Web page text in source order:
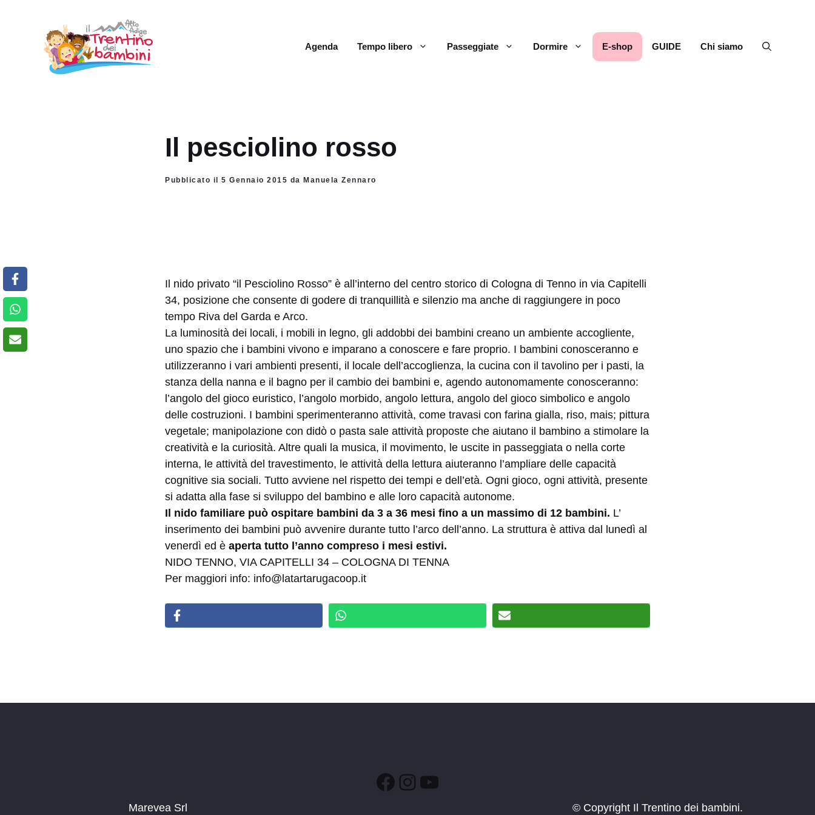
contenuto
Agenda Tempo libero Passeggiate Dormire E-shop GUIDE Chi siamo
Il pesciolino rosso
Pubblicato il 5 Gennaio 2015 da Manuela Zennaro
Il nido privato “il Pesciolino Rosso” è all’interno del centro storico di Cologna di Tenno in via Capitelli
34, posizione che consente di godere di tranquillità e silenzio ma anche di raggiungere in poco
tempo Riva del Garda e Arco.
La luminosità dei locali, i mobili in legno, gli addobbi dei bambini creano un ambiente accogliente,
uno spazio che i bambini vivono e imparano a conoscere e fare proprio. I bambini conosceranno e
utilizzeranno i vari ambienti presenti, il locale dell’accoglienza, la cucina con il tavolino per i pasti, la
stanza della nanna e il bagno per il cambio dei bambini e, agendo autonomamente conosceranno:
l’angolo del gioco euristico, l’angolo morbido, angolo lettura, angolo del gioco simbolico e angolo
delle costruzioni. I bambini sperimenteranno attività, come travasi con farina gialla, riso, mais; pittura
vegetale; manipolazione con didò o pasta sale attività proposte che aiutano il bambino a stimolare la
creatività e la curiosità. Altre quali la musica, il movimento, le uscite in passeggiata o nella corte
interna, le attività del travestimento, le attività della lettura aiuteranno l’ampliare delle capacità
cognitive sia sociali. Tutto avviene nel rispetto dei tempi e dell’età. Ogni gioco, ogni attività, presente
si adatta alla fase si sviluppo del bambino e alle loro capacità autonome.
Il nido familiare può ospitare bambini da 3 a 36 mesi fino a un massimo di 12 bambini. L’
inserimento dei bambini può avvenire durante tutto l’arco dell’anno. La struttura è attiva dal lunedì al
venerdì ed è aperta tutto l’anno compreso i mesi estivi.
NIDO TENNO, VIA CAPITELLI 34 – COLOGNA DI TENNA
Per maggiori info: info@latartarugacoop.it
Marevea Srl
Facebook
Instagram
YouTube
© Copyright Il Trentino dei bambini.